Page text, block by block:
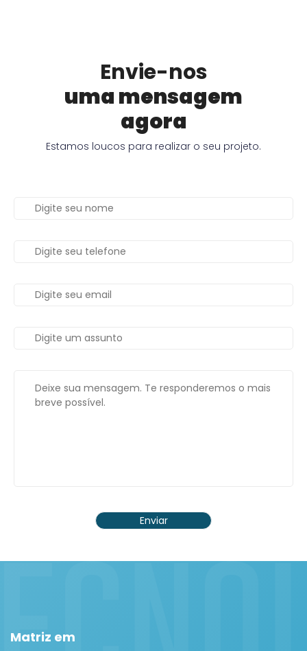
Envie-nos
uma mensagem
agora
Estamos loucos para realizar o seu projeto.
Enviar
Matriz em